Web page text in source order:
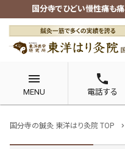
国分寺でひどい慢性痛も
menu
MENU
phone
電話する
国分寺の鍼灸 東洋はり灸院 TOP chevron_right